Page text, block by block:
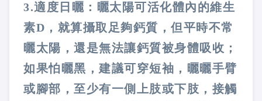
3.適度日曬： 曬太陽可活化體內的維生
素D ，就算攝取足夠鈣質，但平時不常
曬太陽，還是無法讓鈣質被身體吸收；
如果怕曬黑，建議可穿短袖，曬曬手臂
或腳部，至少有一側上肢或下肢，接觸